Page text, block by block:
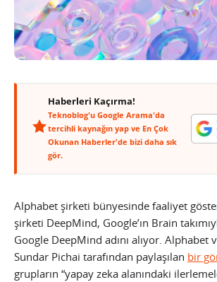
Haberleri Kaçırma!
Teknoblog'u Google Arama'da
tercihli kaynağın yap ve En Çok
Okunan Haberler'de bizi daha sık
gör.
Alphabet şirketi bünyesinde faaliyet
şirketi DeepMind, Google’ın Brain
Google DeepMind adını alıyor. Alphabet
Sundar Pichai tarafından paylaşılan bir
grupların “yapay zeka alanındaki